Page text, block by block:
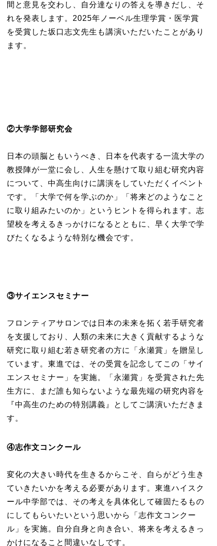
間と意見を交わし、自分達なりの答えを導きだし、そ
れを発表します。2025年ノーベル生理学賞・医学賞
を受賞した坂口志文先生も講演いただいたことがあり
ます。
②大学学部研究会
日本の頭脳ともいうべき、日本を代表する一流大学の
教授陣が一堂に会し、人生を懸けて取り組む研究内容
について、中高生向けに講演をしていただくイベント
です。「大学で何を学ぶのか」「将来どのようなこと
に取り組みたいのか」というヒントを得られます。志
望校を考えるきっかけになるとともに、早く大学で学
びたくなるような特別な機会です。
③サイエンスセミナー
フロンティアサロンでは日本の未来を拓く若手研究者
を支援しており、人類の未来に大きく貢献するような
研究に取り組む若き研究者の方に「永瀬賞」を贈呈し
ています。東進では、その受賞を記念してこの「サイ
エンスセミナー」を実施。「永瀬賞」を受賞された先
生方に、まだ誰も知らないような最先端の研究内容を
『中高生のための特別講義』としてご講演いただきま
す。
④志作文コンクール
変化の大きい時代を生きるからこそ、自らがどう生き
ていきたいかを考える必要があります。東進ハイスク
ール中学部では、その考えを具体化して確固たるもの
にしてもらいたいという思いから「志作文コンクー
ル」を実施。自分自身と向き合い、将来を考えるきっ
かけになること間違いなしです。